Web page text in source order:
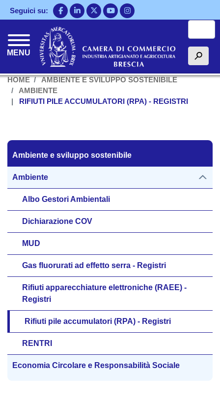
Salta
al
Seguici su:
MENU h
HOME
AMBIENTE E SVILUPPO SOSTENIBILE
AMBIENTE
RIFIUTI PILE ACCUMULATORI (RPA) - REGISTRI
Ambiente e sviluppo sostenibile
Ambiente e sviluppo sostenibile
Ambiente
Albo Gestori Ambientali
Dichiarazione COV
MUD
Gas fluorurati ad effetto serra - Registri
Rifiuti apparecchiature elettroniche (RAEE) -
Registri
Rifiuti pile accumulatori (RPA) - Registri
RENTRI
Economia Circolare e Responsabilità Sociale